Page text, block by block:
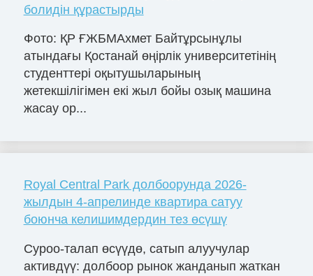
болидін құрастырды
Фото: ҚР ҒЖБМАхмет Байтұрсынұлы
атындағы Қостанай өңірлік университетінің
студенттері оқытушыларының
жетекшілігімен екі жыл бойы озық машина
жасау ор...
Royal Central Park долбоорунда 2026-
жылдын 4-апрелинде квартира сатуу
боюнча келишимдердин тез өсүшү
Суроо-талап өсүүдө, сатып алуучулар
активдүү: долбоор рынок жанданып жаткан